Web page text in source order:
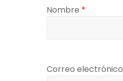
Nombre *
Correo